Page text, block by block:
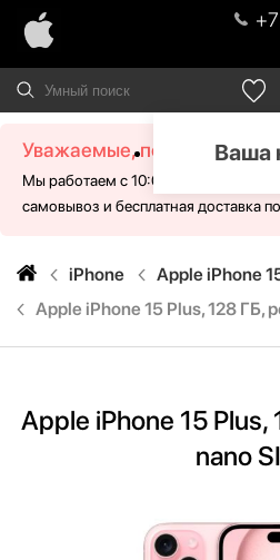
Ваша
Уважаемые, посетители!
Мы работаем с 10:00 - 21:00 без
самовывоз и бесплатная доставка
iPhone
Apple iPhone
Apple iPhone 15 Plus, 128 ГБ,
Apple iPhone 15
nano